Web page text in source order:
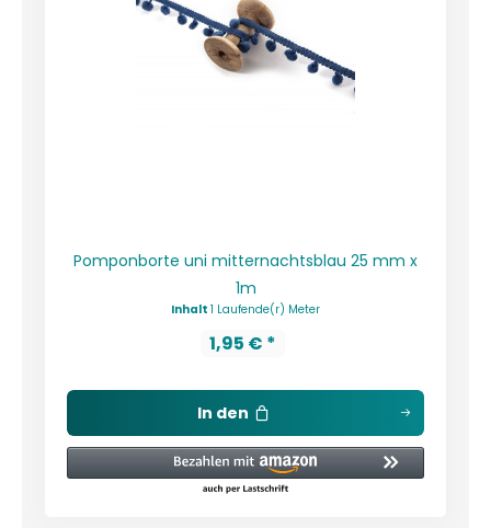
Pomponborte uni mitternachtsblau 25 mm x
1m
Inhalt 1 Laufende(r) Meter
1,95 € *
In den